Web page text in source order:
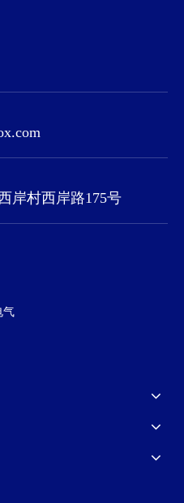
岸村西岸路175号
气